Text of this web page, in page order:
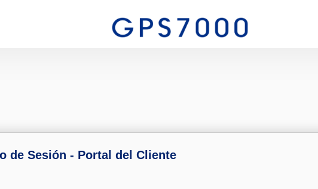
de Sesión - Portal del Cliente